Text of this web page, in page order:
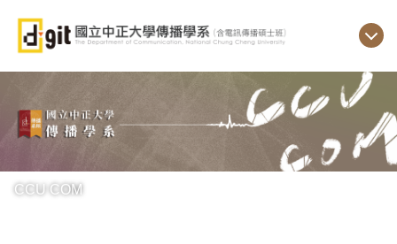
主
區
CCU COM